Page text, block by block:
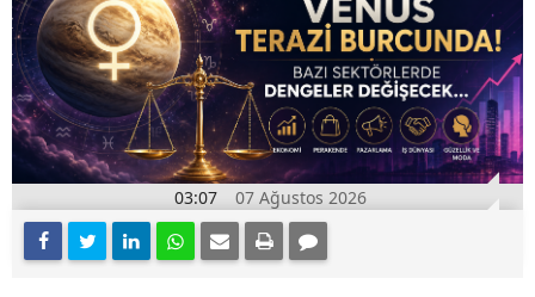
03:07 07 Ağustos 2026